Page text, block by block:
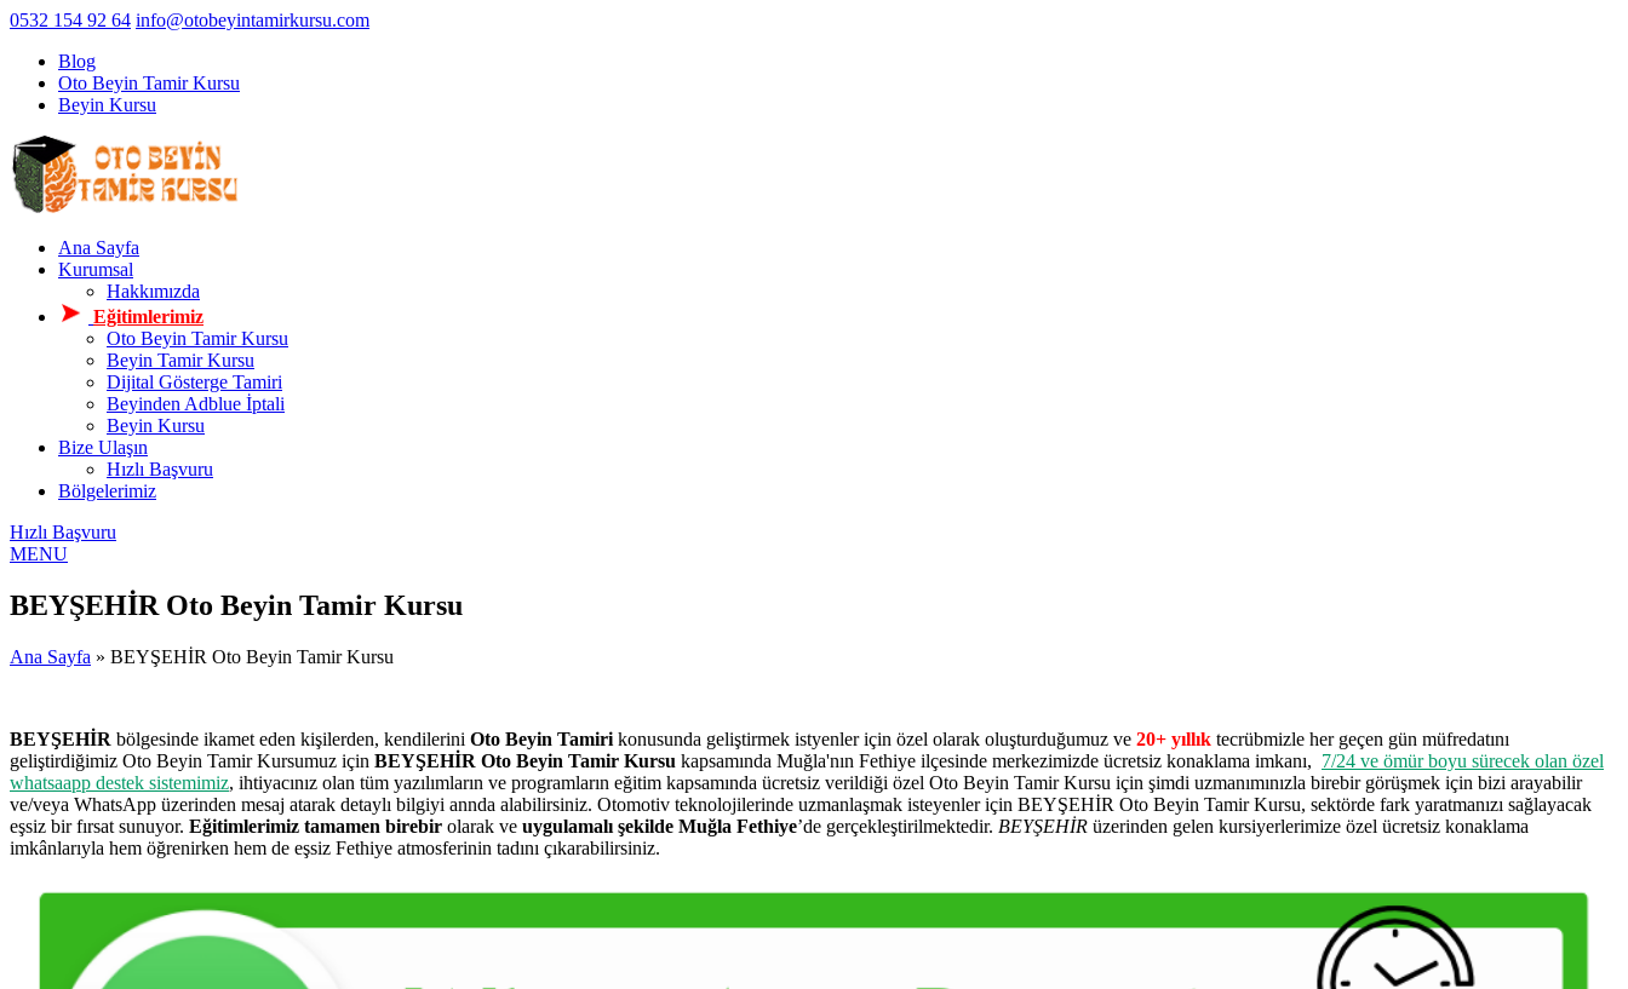
0532 154 92 64 info@otobeyintamirkursu.com
Blog
Oto Beyin Tamir Kursu
Beyin Kursu
Ana Sayfa
Kurumsal
Hakkımızda
Eğitimlerimiz
Oto Beyin Tamir Kursu
Beyin Tamir Kursu
Dijital Gösterge Tamiri
Beyinden Adblue İptali
Beyin Kursu
Bize Ulaşın
Hızlı Başvuru
Bölgelerimiz
Hızlı Başvuru
MENU
BEYŞEHİR Oto Beyin Tamir Kursu
Ana Sayfa » BEYŞEHİR Oto Beyin Tamir Kursu
BEYŞEHİR bölgesinde ikamet eden kişilerden, kendilerini Oto Beyin Tamiri konusunda geliştirmek istyenler için özel olarak oluşturduğumuz ve 20+ yıllık tecrübmizle her geçen gün müfredatını
geliştirdiğimiz Oto Beyin Tamir Kursumuz için BEYŞEHİR Oto Beyin Tamir Kursu kapsamında Muğla'nın Fethiye ilçesinde merkezimizde ücretsiz konaklama imkanı, 7/24 ve ömür boyu sürecek olan özel
whatsaapp destek sistemimiz, ihtiyacınız olan tüm yazılımların ve programların eğitim kapsamında ücretsiz verildiği özel Oto Beyin Tamir Kursu için şimdi uzmanımınızla birebir görüşmek için bizi arayabilir
ve/veya WhatsApp üzerinden mesaj atarak detaylı bilgiyi annda alabilirsiniz. Otomotiv teknolojilerinde uzmanlaşmak isteyenler için BEYŞEHİR Oto Beyin Tamir Kursu, sektörde fark yaratmanızı sağlayacak
eşsiz bir fırsat sunuyor. Eğitimlerimiz tamamen birebir olarak ve uygulamalı şekilde Muğla Fethiye’de gerçekleştirilmektedir. BEYŞEHİR üzerinden gelen kursiyerlerimize özel ücretsiz konaklama
imkânlarıyla hem öğrenirken hem de eşsiz Fethiye atmosferinin tadını çıkarabilirsiniz.